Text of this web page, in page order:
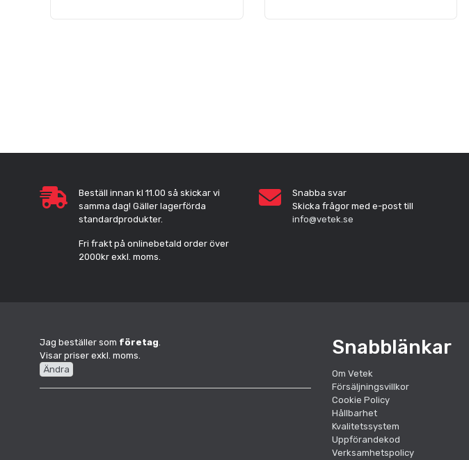
Beställ innan kl 11.00 så skickar vi
samma dag! Gäller lagerförda
standardprodukter.
Fri frakt på onlinebetald order över
2000kr exkl. moms.
Snabba svar
Skicka frågor med e-post till
info@vetek.se
Jag beställer som företag
Visar priser exkl. moms.
Ändra
Snabblänkar
Om Vetek
Försäljningsvillkor
Cookie Policy
Hållbarhet
Kvalitetssystem
Uppförandekod
Verksamhetspolicy